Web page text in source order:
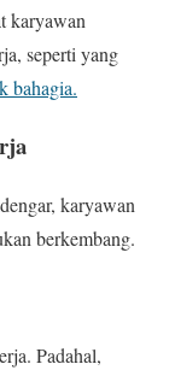
karyawan
seperti yang
bahagia.
karyawan
berkembang.
Padahal,